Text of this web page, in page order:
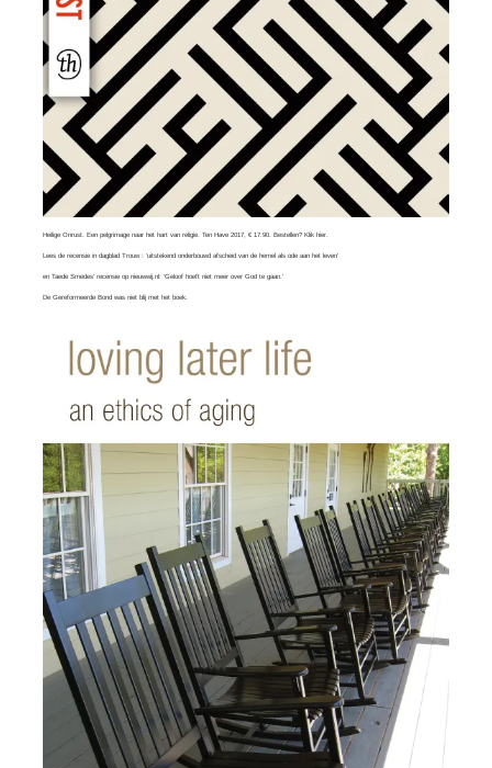
Heilige Onrust. Een pelgrimage naar het hart van religie. Ten Have 2017, € 17.90. Bestellen?Klik hier
Leesde recensie in dagblad Trouw: ‘uitstekend onderbouwd afscheid van de hemel als ode aan het leven’
enTaede Smedes’ recensieop nieuwwij.nl: ‘Geloof hoeft niet meer over God te gaan.’
De Gereformeerde Bond wasniet blij met het boek.